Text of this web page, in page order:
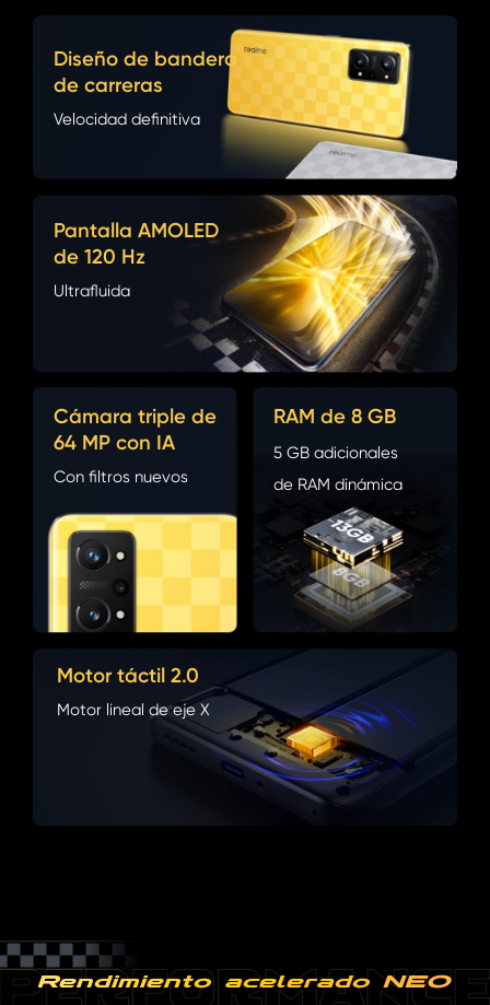
Diseño de bandera
de carreras
Velocidad definitiva
Pantalla AMOLED
de 120 Hz
Ultrafluida
Cámara triple de
64 MP con IA
Con filtros nuevos
Motor táctil 2.0
Motor lineal de eje X
RAM de 8 GB
5 GB adicionales
de RAM dinámica
Rendimiento acelerado NEO